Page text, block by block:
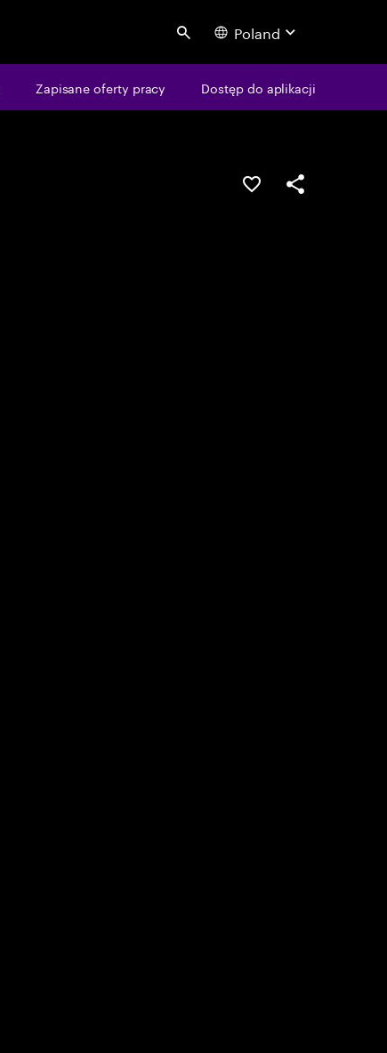
Search Poland
Zapisane oferty pracy Dostęp do aplikacji
GuardarPartilhar